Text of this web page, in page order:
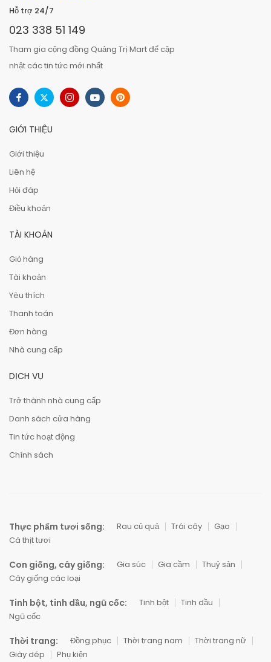
Hỗ trợ 24/7
023 338 51 149
Tham gia cộng đồng Quảng Trị Mart để cập
nhật các tin tức mới nhất
GIỚI THIỆU
Giới thiệu
Liên hệ
Hỏi đáp
Điều khoản
TÀI KHOẢN
Giỏ hàng
Tài khoản
Yêu thích
Thanh toán
Đơn hàng
Nhà cung cấp
DỊCH VỤ
Trở thành nhà cung cấp
Danh sách cửa hàng
Tin tức hoạt động
Chính sách
Thực phẩm tươi sống: Rau củ quả Trái cây
Gạo
Cá thịt tươi
Con giống, cây giống: Gia súc Gia cầm
Thuỷ sản
Cây giống các loại
Tinh bột, tinh dầu, ngũ cốc: Tinh bột
Tinh dầu
Ngũ cốc
Thời trang: Đồng phục Thời trang nam
Thời trang nữ
Giày dép
Phụ kiện